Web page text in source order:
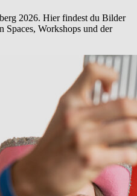
2026. Hier findest du Bilder
Spaces, Workshops und der